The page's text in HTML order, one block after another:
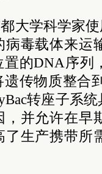
大学科学家
病毒载体来运
的DNA序列
传物质整合
转座子系
，并允许在早
生产携带所